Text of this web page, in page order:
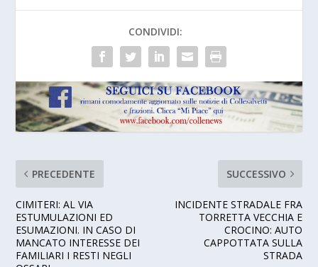
CONDIVIDI:
PRECEDENTE
CIMITERI: AL VIA
ESTUMULAZIONI ED
ESUMAZIONI. IN CASO DI
MANCATO INTERESSE DEI
FAMILIARI I RESTI NEGLI
SUCCESSIVO
INCIDENTE STRADALE FRA
TORRETTA VECCHIA E
CROCINO: AUTO
CAPPOTTATA SULLA
STRADA